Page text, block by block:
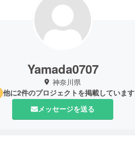
Yamada0707
神奈川県
他に2件のプロジェクトを掲載しています
メッセージを送る